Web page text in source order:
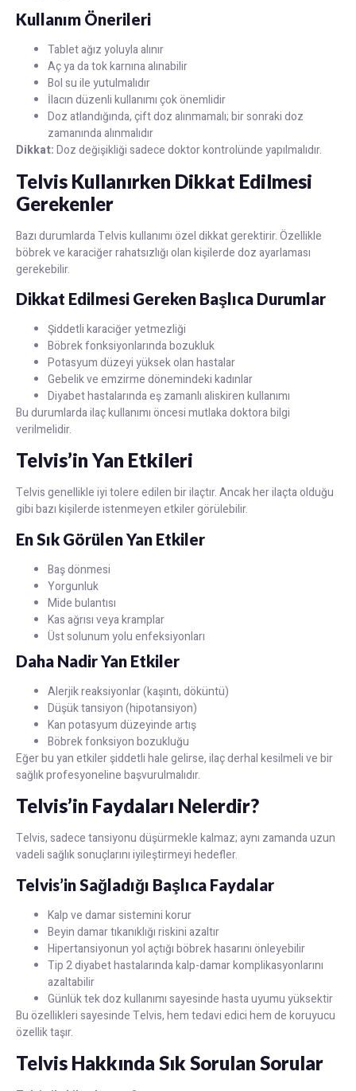
Kullanım Önerileri
Tablet ağız yoluyla alınır
Aç ya da tok karnına alınabilir
Bol su ile yutulmalıdır
İlacın düzenli kullanımı çok önemlidir
Doz atlandığında, çift doz alınmamalı; bir sonraki doz
zamanında alınmalıdır
Dikkat:Doz değişikliği sadece doktor kontrolünde yapılmalıdır.
Telvis Kullanırken Dikkat Edilmesi
Gerekenler
Bazı durumlarda Telvis kullanımı özel dikkat gerektirir. Özellikle
böbrek ve karaciğer rahatsızlığı olan kişilerde doz ayarlaması
gerekebilir.
Dikkat Edilmesi Gereken Başlıca Durumlar
Şiddetli karaciğer yetmezliği
Böbrek fonksiyonlarında bozukluk
Potasyum düzeyi yüksek olan hastalar
Gebelik ve emzirme dönemindeki kadınlar
Diyabet hastalarında eş zamanlı aliskiren kullanımı
Bu durumlarda ilaç kullanımı öncesi mutlaka doktora bilgi
verilmelidir.
Telvis’in Yan Etkileri
Telvis genellikle iyi tolere edilen bir ilaçtır. Ancak her ilaçta olduğu
gibi bazı kişilerde istenmeyen etkiler görülebilir.
En Sık Görülen Yan Etkiler
Baş dönmesi
Yorgunluk
Mide bulantısı
Kas ağrısı veya kramplar
Üst solunum yolu enfeksiyonları
Daha Nadir Yan Etkiler
Alerjik reaksiyonlar (kaşıntı, döküntü)
Düşük tansiyon (hipotansiyon)
Kan potasyum düzeyinde artış
Böbrek fonksiyon bozukluğu
Eğer bu yan etkiler şiddetli hale gelirse, ilaç derhal kesilmeli ve bir
sağlık profesyoneline başvurulmalıdır.
Telvis’in Faydaları Nelerdir?
Telvis, sadece tansiyonu düşürmekle kalmaz; aynı zamanda uzun
vadeli sağlık sonuçlarını iyileştirmeyi hedefler.
Telvis’in Sağladığı Başlıca Faydalar
Kalp ve damar sistemini korur
Beyin damar tıkanıklığı riskini azaltır
Hipertansiyonun yol açtığı böbrek hasarını önleyebilir
Tip 2 diyabet hastalarında kalp-damar komplikasyonlarını
azaltabilir
Günlük tek doz kullanımı sayesinde hasta uyumu yüksektir
Bu özellikleri sayesinde Telvis, hem tedavi edici hem de koruyucu
özellik taşır.
Telvis Hakkında Sık Sorulan Sorular